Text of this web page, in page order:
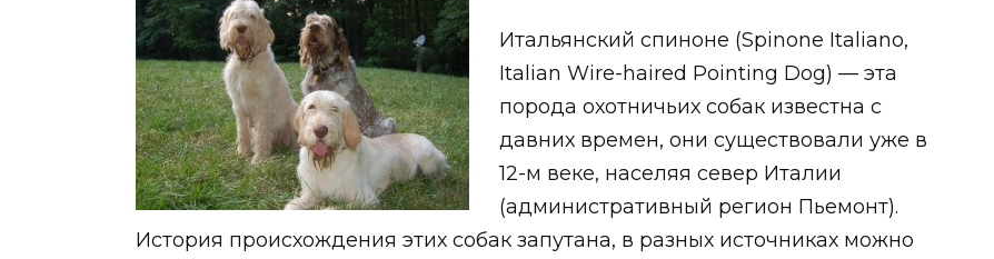
Итальянский спиноне (Spinone Italiano,
Italian Wire-haired Pointing Dog) — эта
порода охотничьих собак известна с
давних времен, они существовали уже в
12-м веке, населяя север Италии
(административный регион Пьемонт).
История происхождения этих собак запутана, в разных источниках можно